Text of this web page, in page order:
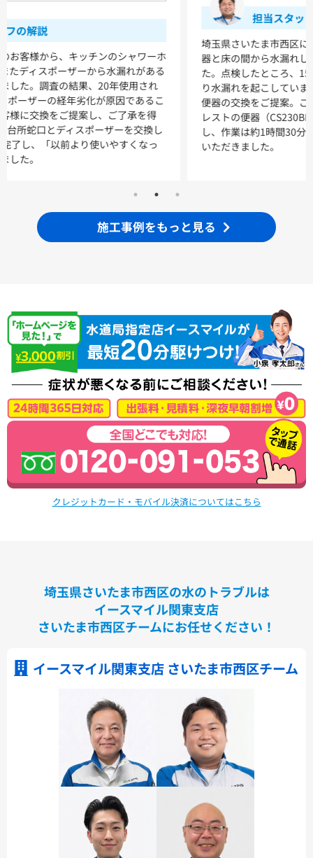
浴室
シンラ
キッチン
ミッテ
担当スタッフの解説
埼玉県さいたま市西区にお住まいのお客様から、トイレの便
器と床の間から水漏れしているとのご連絡をいただきまし
た。点検したところ、15年使用された便器が経年劣化によ
り水漏れを起こしていました。修理では対応が難しいため、
便器の交換をご提案。ご了承いただいたうえでTOTOピュア
レストの便器（CS230BM）と便座（TCF8GK33）に交換
し、作業は約1時間30分で完了しました。お客様にもご満足
いただきました。
施工事例をもっと見る
クレジットカード・モバイル決済についてはこちら
埼玉県さいたま市西区の水のトラブルは
イースマイル関東支店
さいたま市西区チームにお任せください！
イースマイル関東支店 さいたま市西区チーム